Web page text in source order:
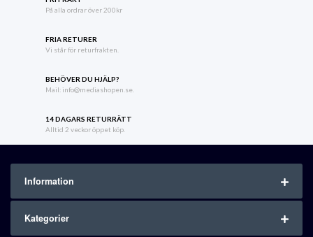
På alla ordrar över 200kr
FRIA RETURER
Vi står för returfrakten.
BEHÖVER DU HJÄLP?
Mail: info@mediashopen.se.
14 DAGARS RETURRÄTT
Alltid 2 veckor öppet köp.
Information
Kategorier